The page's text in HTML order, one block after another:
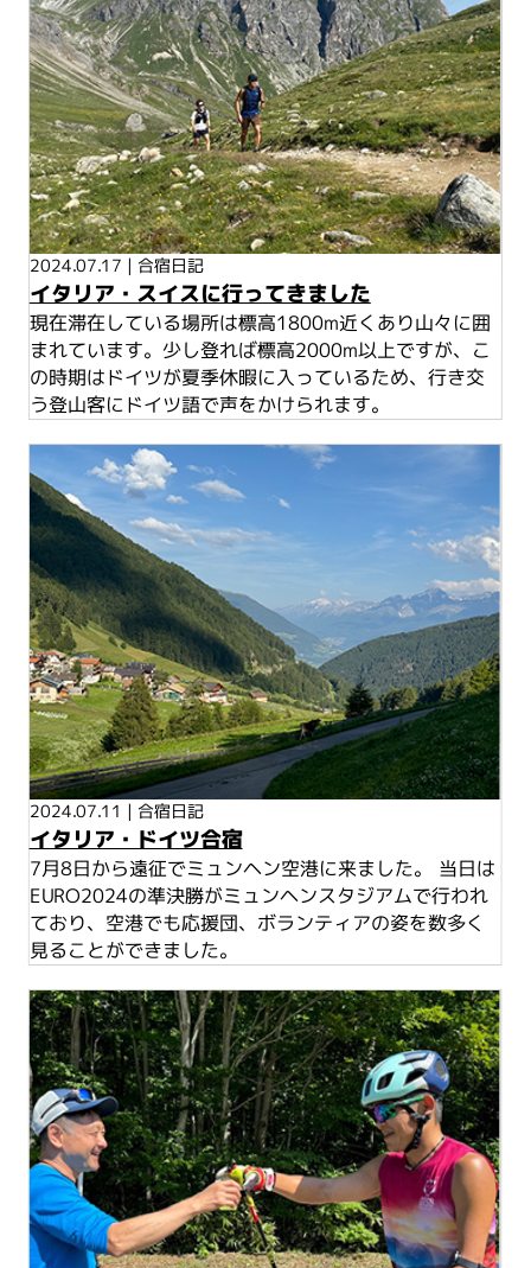
2024.07.17 | 合宿日記
イタリア・スイスに行ってきました
現在滞在している場所は標高1800m近くあり山々に囲
まれています。少し登れば標高2000m以上ですが、こ
の時期はドイツが夏季休暇に入っているため、行き交
う登山客にドイツ語で声をかけられます。
2024.07.11 | 合宿日記
イタリア・ドイツ合宿
7月8日から遠征でミュンヘン空港に来ました。 当日は
EURO2024の準決勝がミュンヘンスタジアムで行われ
ており、空港でも応援団、ボランティアの姿を数多く
見ることができました。